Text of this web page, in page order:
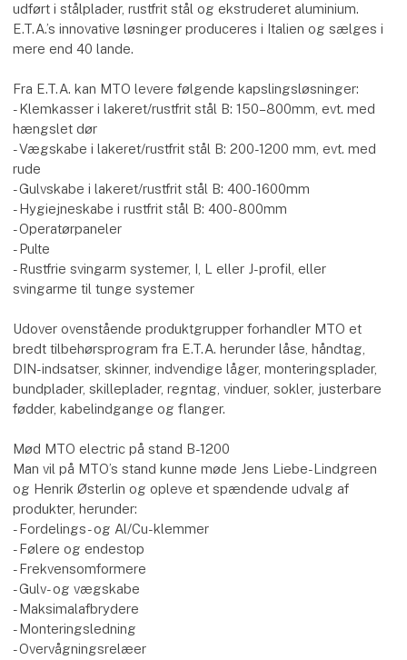
udført i stålplader, rustfrit stål og ekstruderet aluminium.
E.T.A.’s innovative løsninger produceres i Italien og sælges i
mere end 40 lande.
Fra E.T.A. kan MTO levere følgende kapslingsløsninger:
- Klemkasser i lakeret/rustfrit stål B: 150–800mm, evt. med
hængslet dør
- Vægskabe i lakeret/rustfrit stål B: 200-1200 mm, evt. med
rude
- Gulvskabe i lakeret/rustfrit stål B: 400-1600mm
- Hygiejneskabe i rustfrit stål B: 400-800mm
- Operatørpaneler
- Pulte
- Rustfrie svingarm systemer, I, L eller J-profil, eller
svingarme til tunge systemer
Udover ovenstående produktgrupper forhandler MTO et
bredt tilbehørsprogram fra E.T.A. herunder låse, håndtag,
DIN-indsatser, skinner, indvendige låger, monteringsplader,
bundplader, skilleplader, regntag, vinduer, sokler, justerbare
fødder, kabelindgange og flanger.
Mød MTO electric på stand B-1200
Man vil på MTO’s stand kunne møde Jens Liebe-Lindgreen
og Henrik Østerlin og opleve et spændende udvalg af
produkter, herunder:
- Fordelings- og Al/Cu-klemmer
- Følere og endestop
- Frekvensomformere
- Gulv- og vægskabe
- Maksimalafbrydere
- Monteringsledning
- Overvågningsrelæer